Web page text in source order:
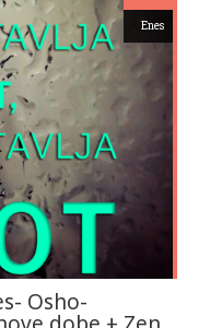
Enes
Osho-